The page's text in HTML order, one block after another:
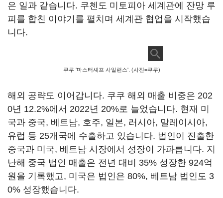
은 일과 같습니다. 쿠첸도 미토피아 세계관에 잔망 루
피를 합친 이야기를 펼치며 세계관 협업을 시작했습
니다.
쿠쿠 '마스터셰프 사일런스'. (사진=쿠쿠)
해외 공략도 이어갑니다. 쿠쿠 해외 매출 비중은 202
0년 12.2%에서 2022년 20%로 늘었습니다. 현재 미
국과 중국, 베트남, 호주, 일본, 러시아, 말레이시아,
유럽 등 25개국에 수출하고 있습니다. 법인이 진출한
중국과 미국, 베트남 시장에서 성장이 가파릅니다. 지
난해 중국 법인 매출은 전년 대비 35% 성장한 924억
원을 기록했고, 미국은 법인은 80%, 베트남 법인도 3
0% 성장했습니다.